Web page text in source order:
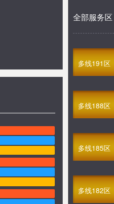
全部服务区
多线191区
多线188区
多线185区
多线182区